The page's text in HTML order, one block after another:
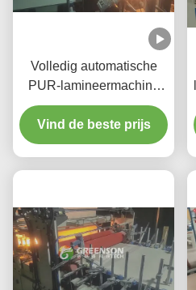
Volledig automatische
PUR-lamineermachine
voor warm gesmolten lijm
met een
productiesnelheid van 5-
Vind de beste prijs